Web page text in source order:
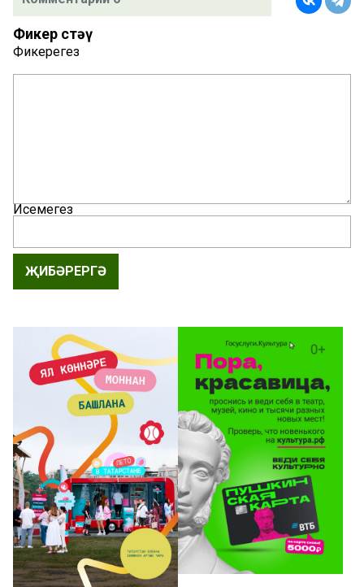
Фикер өстәү
Фикерегез
Исемегез
ҖИБӘРЕРГӘ